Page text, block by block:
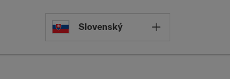
Select
Slovenský